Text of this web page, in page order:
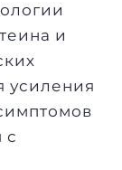
и
усиления
с